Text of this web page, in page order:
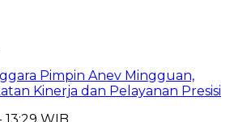
Pimpin Anev Mingguan,
Kinerja dan Pelayanan Presisi